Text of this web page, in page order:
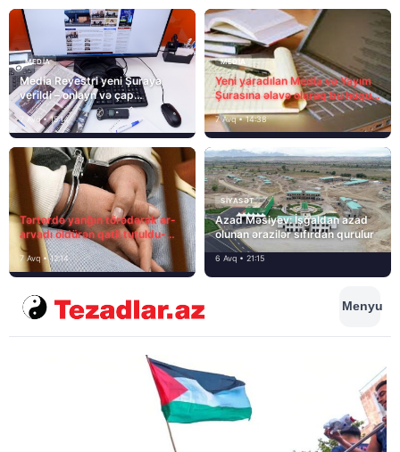
MEDİA
Media Reyestri yeni Şuraya
verildi – onlayn və çap
mediasını nə gözləyir?
7 Avq • 15:14
MEDİA
Yeni yaradılan Media və Yayım
Şurasına əlavə olaraq bu hüquq
və vəzifələr də verilib
7 Avq • 14:38
Tərtərdə yanğın törədərək ər-
arvadı öldürən qatil tutuldu-
SON DƏQİQƏ
7 Avq • 12:14
SIYASƏT
Azad Məsiyev: İşğaldan azad
olunan ərazilər sıfırdan qurulur
6 Avq • 21:15
Menyu